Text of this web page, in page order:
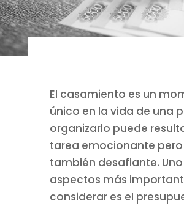
El casamiento es un
único en la vida de una
organizarlo puede
tarea emocionante pero
también desafiante.
aspectos más
considerar es el